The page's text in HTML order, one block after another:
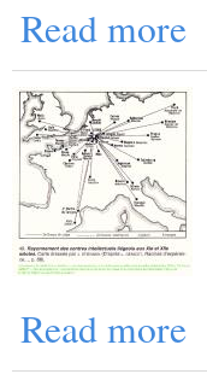
Read more
Read more